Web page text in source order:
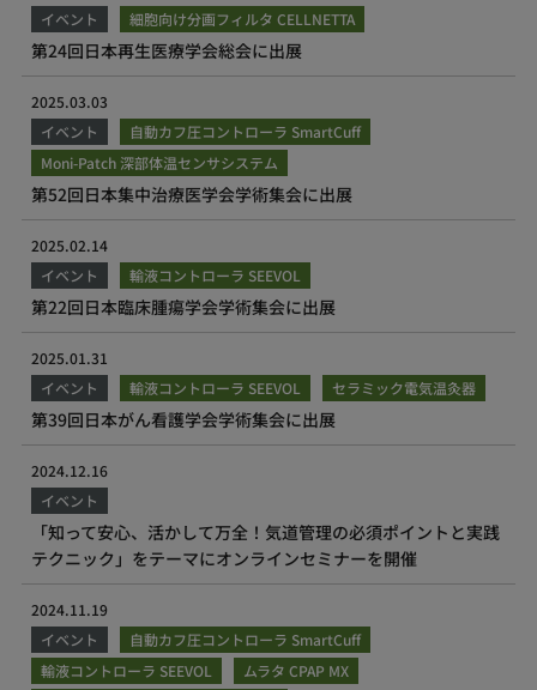
イベント
細胞向け分画フィルタ CELLNETTA
第24回日本再生医療学会総会に出展
2025.03.03
イベント
自動カフ圧コントローラ SmartCuff
Moni-Patch 深部体温センサシステム
第52回日本集中治療医学会学術集会に出展
2025.02.14
イベント
輸液コントローラ SEEVOL
第22回日本臨床腫瘍学会学術集会に出展
2025.01.31
イベント
輸液コントローラ SEEVOL セラミック電気温灸器
第39回日本がん看護学会学術集会に出展
2024.12.16
イベント
「知って安心、活かして万全！気道管理の必須ポイントと実践
テクニック」をテーマにオンラインセミナーを開催
2024.11.19
イベント
自動カフ圧コントローラ SmartCuff
輸液コントローラ SEEVOL
ムラタ CPAP MX